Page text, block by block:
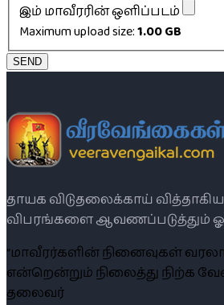
இம் மாவீரரின் ஒளிப்படம்
Maximum upload size:1.00 GB
SEND
தாயக விடுதலைக்காய்
விபரங்களை ஆவணப்படுத்தும்
“மாவீரர்களின் நினைவுகள்
என்றென்றும் நிலைத்து நிற்க
தலைவர்